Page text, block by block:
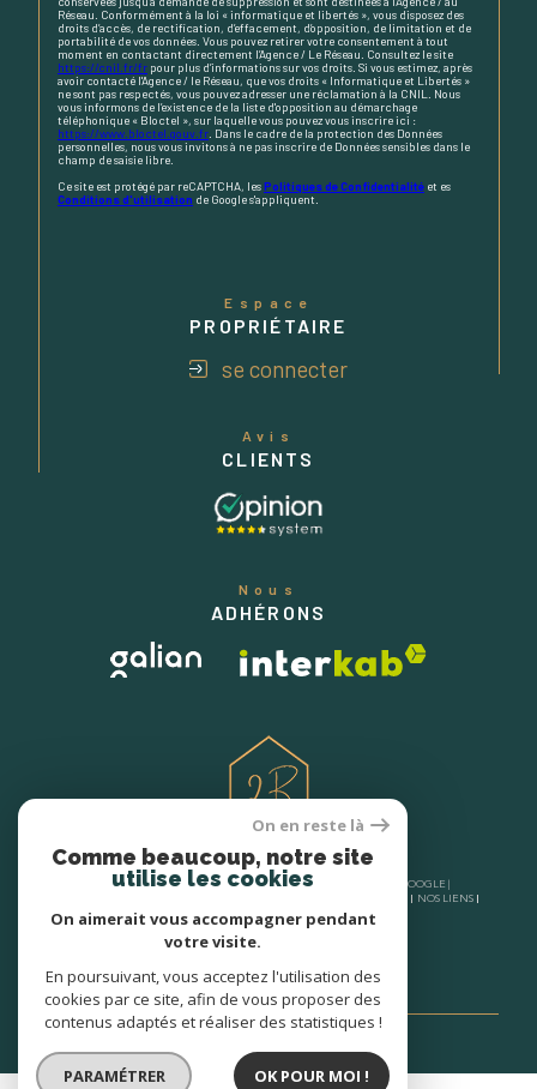
Réseau. Conformément à la loi « informatique et libertés », vous disposez des
droits d’accès, de rectification, d’effacement, d’opposition, de limitation et de
portabilité de vos données. Vous pouvez retirer votre consentement à tout
moment en contactant directement l’Agence / Le Réseau. Consultez le site
https://cnil.fr/fr pour plus d’informations sur vos droits. Si vous estimez, après
avoir contacté l'Agence / le Réseau, que vos droits « Informatique et Libertés »
ne sont pas respectés, vous pouvez adresser une réclamation à la CNIL. Nous
vous informons de l’existence de la liste d'opposition au démarchage
téléphonique « Bloctel », sur laquelle vous pouvez vous inscrire ici :
https://www.bloctel.gouv.fr . Dans le cadre de la protection des Données
personnelles, nous vous invitons à ne pas inscrire de Données sensibles dans le
champ de saisie libre.
Ce site est protégé par reCAPTCHA, lesPolitiques de Confidentialité et es
Conditions d'utilisation de Google s'appliquent.
Espace
PROPRIÉTAIRE
se connecter
Avis
CLIENTS
Nous
ADHÉRONS
© 2026 | TOUS DROITS RÉSERVÉS | TRADUCTION POWERED BY GOOGLE |
NOS LIENS
On en reste là
Comme beaucoup, notre site
utilise les cookies
On aimerait vous accompagner pendant
votre visite.
En poursuivant, vous acceptez l'utilisation des
cookies par ce site, afin de vous proposer des
contenus adaptés et réaliser des statistiques !
PARAMÉTRER OK POUR MOI !